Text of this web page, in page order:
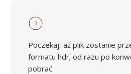
3
Poczekaj, aż plik zostanie
formatu hdr; od razu po
pobrać.